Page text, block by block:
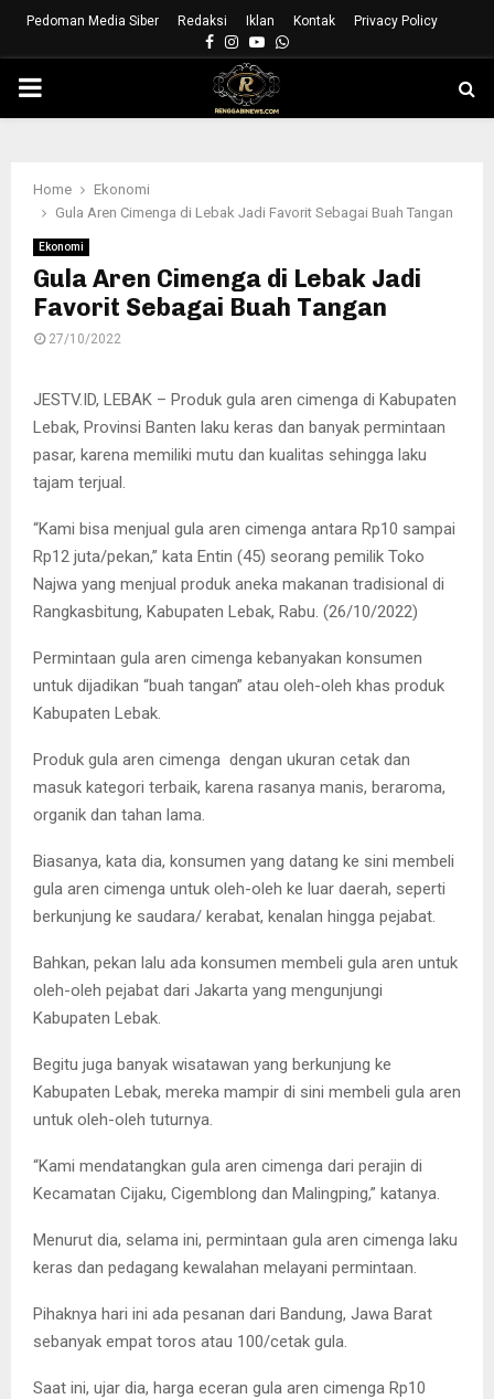
Pedoman Media Siber Redaksi Iklan Kontak Privacy Policy
Facebook
Instagram
YoutubeWhatsapp
PRIMARY
Home
Ekonomi
Gula Aren Cimenga di Lebak Jadi Favorit Sebagai Buah Tangan
Ekonomi
Gula Aren Cimenga di Lebak Jadi
Favorit Sebagai Buah Tangan
27/10/2022
JESTV.ID, LEBAK – Produk gula aren cimenga di Kabupaten
Lebak, Provinsi Banten laku keras dan banyak permintaan
pasar, karena memiliki mutu dan kualitas sehingga laku
tajam terjual.
“Kami bisa menjual gula aren cimenga antara Rp10 sampai
Rp12 juta/pekan,” kata Entin (45) seorang pemilik Toko
Najwa yang menjual produk aneka makanan tradisional di
Rangkasbitung, Kabupaten Lebak, Rabu. (26/10/2022)
Permintaan gula aren cimenga kebanyakan konsumen
untuk dijadikan “buah tangan” atau oleh-oleh khas produk
Kabupaten Lebak.
Produk gula aren cimenga dengan ukuran cetak dan
masuk kategori terbaik, karena rasanya manis, beraroma,
organik dan tahan lama.
Biasanya, kata dia, konsumen yang datang ke sini membeli
gula aren cimenga untuk oleh-oleh ke luar daerah, seperti
berkunjung ke saudara/ kerabat, kenalan hingga pejabat.
Bahkan, pekan lalu ada konsumen membeli gula aren untuk
oleh-oleh pejabat dari Jakarta yang mengunjungi
Kabupaten Lebak.
Begitu juga banyak wisatawan yang berkunjung ke
Kabupaten Lebak, mereka mampir di sini membeli gula aren
untuk oleh-oleh tuturnya.
“Kami mendatangkan gula aren cimenga dari perajin di
Kecamatan Cijaku, Cigemblong dan Malingping,” katanya.
Menurut dia, selama ini, permintaan gula aren cimenga laku
keras dan pedagang kewalahan melayani permintaan.
Pihaknya hari ini ada pesanan dari Bandung, Jawa Barat
sebanyak empat toros atau 100/cetak gula.
Saat ini, ujar dia, harga eceran gula aren cimenga Rp10